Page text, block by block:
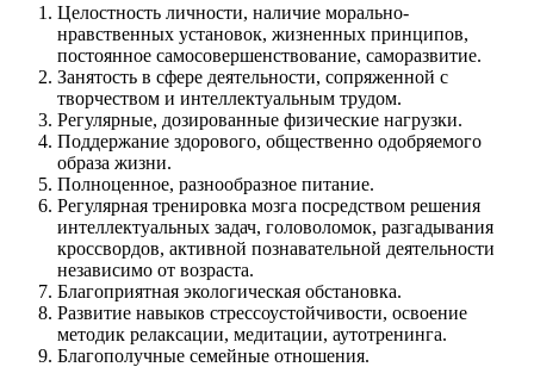
Целостность личности, наличие морально-
нравственных установок, жизненных принципов,
постоянное самосовершенствование, саморазвитие.
Занятость в сфере деятельности, сопряженной с
творчеством и интеллектуальным трудом.
Регулярные, дозированные физические нагрузки.
Поддержание здорового, общественно одобряемого
образа жизни.
Полноценное, разнообразное питание.
Регулярная тренировка мозга посредством решения
интеллектуальных задач, головоломок, разгадывания
кроссвордов, активной познавательной деятельности
независимо от возраста.
Благоприятная экологическая обстановка.
Развитие навыков стрессоустойчивости, освоение
методик релаксации, медитации, аутотренинга.
Благополучные семейные отношения.